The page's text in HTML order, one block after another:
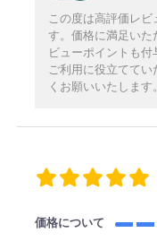
この度は高評価レ
す。価格に満足いた
ビューポイントも
ご利用に役立てて
くお願いいたします。
価格について